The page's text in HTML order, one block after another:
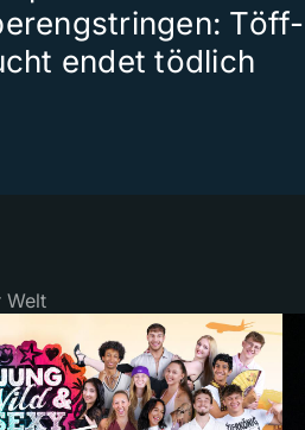
Töff-
endet tödlich
Welt